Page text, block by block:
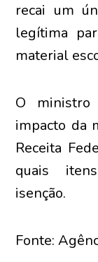
recai um
legítima
material
O ministro
impacto da
Receita
quais
isenção.
Fonte: